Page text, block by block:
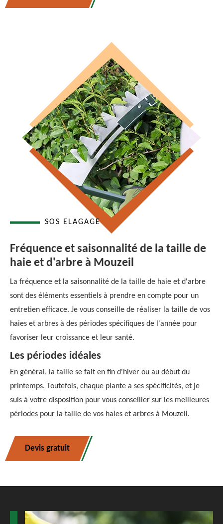
SOS ELAGAGE
Fréquence et saisonnalité de la taille de
haie et d'arbre à Mouzeil
La fréquence et la saisonnalité de la taille de haie et d'arbre
sont des éléments essentiels à prendre en compte pour un
entretien efficace. Je vous conseille de réaliser la taille de vos
haies et arbres à des périodes spécifiques de l'année pour
favoriser leur croissance et leur santé.
Les périodes idéales
En général, la taille se fait en fin d'hiver ou au début du
printemps. Toutefois, chaque plante a ses spécificités, et je
suis à votre disposition pour vous conseiller sur les meilleures
périodes pour la taille de vos haies et arbres à Mouzeil.
Devis gratuit